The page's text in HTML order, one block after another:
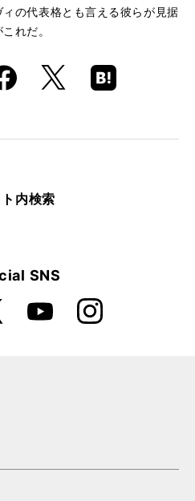
の代表格とも言える彼らが見据
れだ。
X
Hatena
Boo
内検索
SNS
YouTube Instagra
m